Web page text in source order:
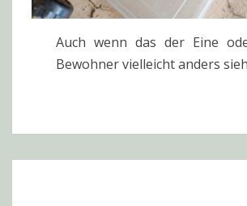
Auch wenn das der Eine
Bewohner vielleicht anders